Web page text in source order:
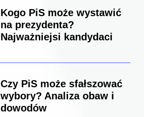
Kogo PiS może wystawić
na prezydenta?
Najważniejsi kandydaci
Czy PiS może sfałszować
wybory? Analiza obaw i
dowodów